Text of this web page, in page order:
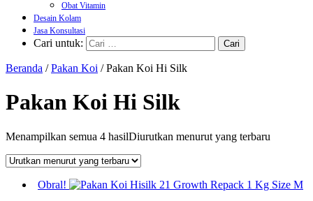
Obat Vitamin
Desain Kolam
Jasa Konsultasi
Cari untuk:
Beranda /Pakan Koi / Pakan Koi Hi Silk
Pakan Koi Hi Silk
Menampilkan semua 4 hasilDiurutkan menurut yang terbaru
Obral!